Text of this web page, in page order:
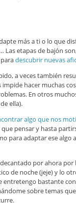
más a ti o lo que
Las etapas de bajón
descubrir nuevas
a veces también
impide hacer muchas
En otros
ella).
algo que nos
pensar y hasta
para adaptar ese algo
por ahora por
de noche (jeje) y lo
entretengo bastante
sobre temas